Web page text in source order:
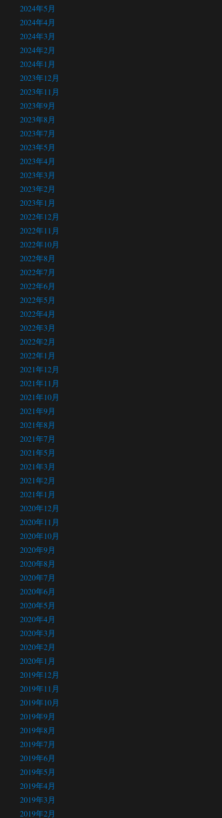
2024年5月
2024年4月
2024年3月
2024年2月
2024年1月
2023年12月
2023年11月
2023年9月
2023年8月
2023年7月
2023年5月
2023年4月
2023年3月
2023年2月
2023年1月
2022年12月
2022年11月
2022年10月
2022年8月
2022年7月
2022年6月
2022年5月
2022年4月
2022年3月
2022年2月
2022年1月
2021年12月
2021年11月
2021年10月
2021年9月
2021年8月
2021年7月
2021年5月
2021年3月
2021年2月
2021年1月
2020年12月
2020年11月
2020年10月
2020年9月
2020年8月
2020年7月
2020年6月
2020年5月
2020年4月
2020年3月
2020年2月
2020年1月
2019年12月
2019年11月
2019年10月
2019年9月
2019年8月
2019年7月
2019年6月
2019年5月
2019年4月
2019年3月
2019年2月